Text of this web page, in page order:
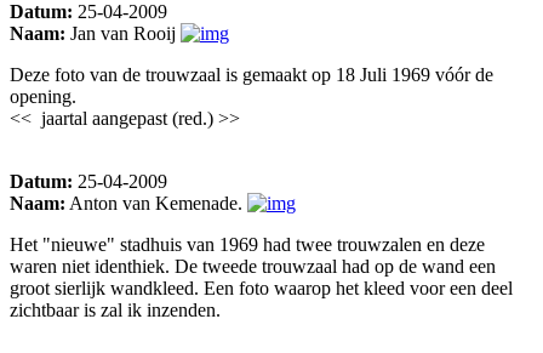
Datum: 25-04-2009
Naam: Jan van Rooij
Deze foto van de trouwzaal is gemaakt op 18 Juli 1969 vóór de
opening.
<< jaartal aangepast (red.) >>
Datum: 25-04-2009
Naam: Anton van Kemenade.
Het "nieuwe" stadhuis van 1969 had twee trouwzalen en deze
waren niet identhiek. De tweede trouwzaal had op de wand een
groot sierlijk wandkleed. Een foto waarop het kleed voor een deel
zichtbaar is zal ik inzenden.